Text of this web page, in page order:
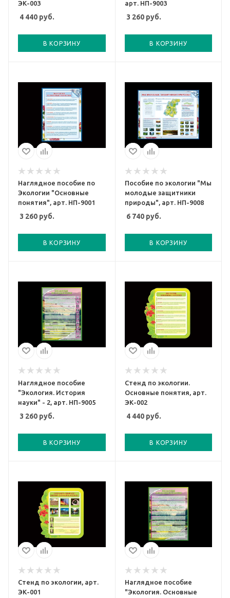
ЭК-003
4 440 руб.
В КОРЗИНУ
арт. НП-9003
3 260руб.
В КОРЗИНУ
Наглядное пособие по
Экологии "Основные
понятия", арт. НП-9001
3 260 руб.
В КОРЗИНУ
Пособие по экологии "Мы
молодые защитники
природы", арт. НП-9008
6 740руб.
В КОРЗИНУ
Наглядное пособие
"Экология. История
науки" - 2, арт. НП-9005
3 260 руб.
В КОРЗИНУ
Стенд по экологии.
Основные понятия, арт.
ЭК-002
4 440руб.
В КОРЗИНУ
Стенд по экологии, арт.
ЭК-001
Наглядное пособие
"Экология. Основные